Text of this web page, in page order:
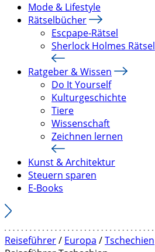
Mode & Lifestyle
Rätselbücher
Escpape-Rätsel
Sherlock Holmes Rätsel
Ratgeber & Wissen
Do It Yourself
Kulturgeschichte
Tiere
Wissenschaft
Zeichnen lernen
Kunst & Architektur
Steuern sparen
E-Books
Reiseführer/ Europa /Tschechien